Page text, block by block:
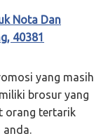
Nota Dan
40381
yang masih
brosur yang
orang tertarik